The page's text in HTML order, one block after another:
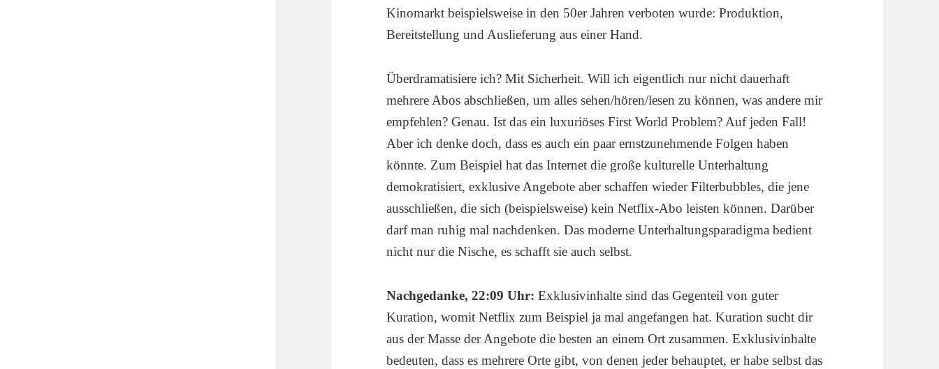
Kinomarkt beispielsweise in den 50er Jahren verboten wurde: Produktion,
Bereitstellung und Auslieferung aus einer Hand.
Überdramatisiere ich? Mit Sicherheit. Will ich eigentlich nur nicht dauerhaft
mehrere Abos abschließen, um alles sehen/hören/lesen zu können, was andere mir
empfehlen? Genau. Ist das ein luxuriöses First World Problem? Auf jeden Fall!
Aber ich denke doch, dass es auch ein paar ernstzunehmende Folgen haben
könnte. Zum Beispiel hat das Internet die große kulturelle Unterhaltung
demokratisiert, exklusive Angebote aber schaffen wieder Filterbubbles, die jene
ausschließen, die sich (beispielsweise) kein Netflix-Abo leisten können. Darüber
darf man ruhig mal nachdenken. Das moderne Unterhaltungsparadigmabedient
nicht nur die Nische, es schafft sie auch selbst.
Nachgedanke, 22:09 Uhr: Exklusivinhalte sind das Gegenteil von guter
Kuration, womit Netflix zum Beispiel ja mal angefangen hat. Kuration sucht dir
aus der Masse der Angebote die besten an einem Ort zusammen. Exklusivinhalte
bedeuten, dass es mehrere Orte gibt, von denen jeder behauptet, er habe selbst das